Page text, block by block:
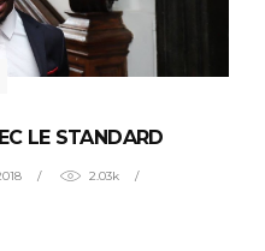
LE STANDARD
2.03k